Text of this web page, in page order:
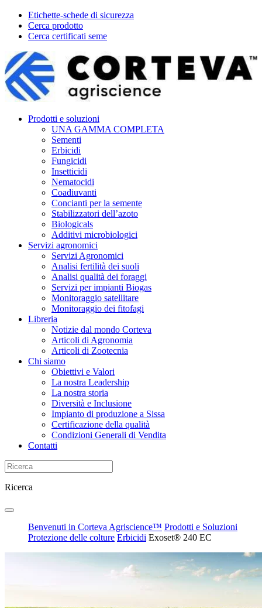
Etichette-schede di sicurezza
Cerca prodotto
Cerca certificati seme
Prodotti e soluzioni
UNA GAMMA COMPLETA
Sementi
Erbicidi
Fungicidi
Insetticidi
Nematocidi
Coadiuvanti
Concianti per la semente
Stabilizzatori dell’azoto
Biologicals
Additivi microbiologici
Servizi agronomici
Servizi Agronomici
Analisi fertilità dei suoli
Analisi qualità dei foraggi
Servizi per impianti Biogas
Monitoraggio satellitare
Monitoraggio dei fitofagi
Libreria
Notizie dal mondo Corteva
Articoli di Agronomia
Articoli di Zootecnia
Chi siamo
Obiettivi e Valori
La nostra Leadership
La nostra storia
Diversità e Inclusione
Impianto di produzione a Sissa
Certificazione della qualità
Condizioni Generali di Vendita
Contatti
Ricerca
Benvenuti in Corteva Agriscience™ Prodotti e Soluzioni
Protezione delle colture Erbicidi Exoset® 240 EC